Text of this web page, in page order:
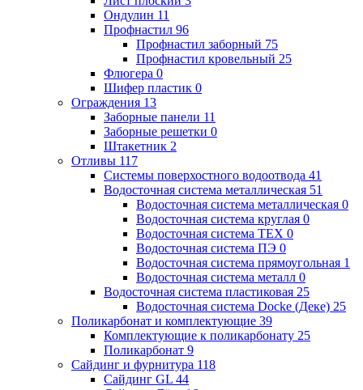
Ондулин 11
Профнастил 96
Профнастил заборный 75
Профнастил кровельный 25
Флюгера 0
Шифер пластик 0
Ограждения 13
Заборные панели 11
Заборные решетки 0
Штакетник 2
Отливы 117
Системы поверхостного водоотвода 41
Водосточная система металлическая 51
Водосточная система металлическая 0
Водосточная система круглая 0
Водосточная система ТЕХ 0
Водосточная система ПЭ 0
Водосточная система прямоугольная 1
Водосточная система металл 0
Водосточная система пластиковая 25
Водосточная система Docke (Деке) 25
Поликарбонат и комплектующие 39
Комплектующие к поликарбонату 25
Поликарбонат 9
Сайдинг и фурнитура 118
Сайдинг GL 44